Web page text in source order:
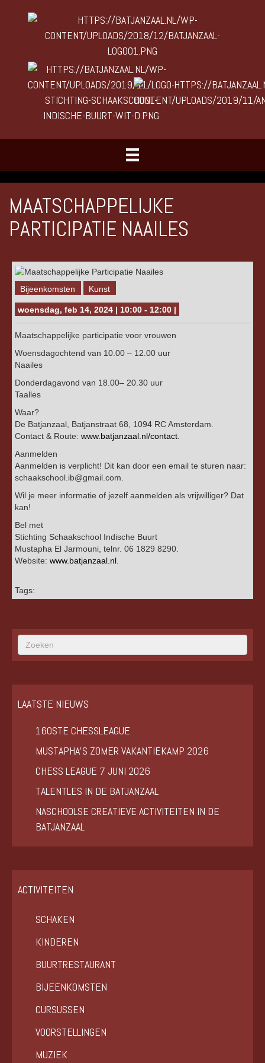
MAATSCHAPPELIJKE
PARTICIPATIE NAAILES
Bijeenkomsten Kunst
woensdag, feb 14, 2024 | 10:00 - 12:00 |
Maatschappelijke participatie voor vrouwen
Woensdagochtend van 10.00 – 12.00 uur
Naailes
Donderdagavond van 18.00– 20.30 uur
Taalles
Waar?
De Batjanzaal, Batjanstraat 68, 1094 RC Amsterdam.
Contact & Route: www.batjanzaal.nl/contact
Aanmelden
Aanmelden is verplicht! Dit kan door een email te sturen naar:
schaakschool.ib@gmail.com.
Wil je meer informatie of jezelf aanmelden als vrijwilliger? Dat
kan!
Bel met
Stichting Schaakschool Indische Buurt
Mustapha El Jarmouni, telnr. 06 1829 8290.
Website: www.batjanzaal.nl
Tags:
LAATSTE NIEUWS
160STE CHESSLEAGUE
MUSTAPHA’S ZOMER VAKANTIEKAMP 2026
CHESS LEAGUE 7 JUNI 2026
TALENTLES IN DE BATJANZAAL
NASCHOOLSE CREATIEVE ACTIVITEITEN IN DE
BATJANZAAL
ACTIVITEITEN
SCHAKEN
KINDEREN
BUURTRESTAURANT
BIJEENKOMSTEN
CURSUSSEN
VOORSTELLINGEN
MUZIEK